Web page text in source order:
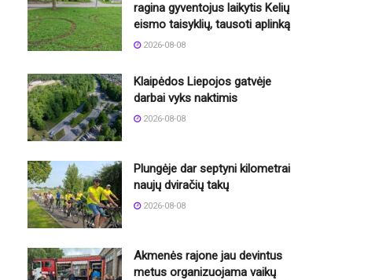
ragina gyventojus laikytis Kelių
eismo taisyklių, tausoti aplinką
2026-08-08
Klaipėdos Liepojos gatvėje
darbai vyks naktimis
2026-08-08
Plungėje dar septyni kilometrai
naujų dviračių takų
2026-08-08
Akmenės rajone jau devintus
metus organizuojama vaikų